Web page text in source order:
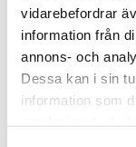
vidarebefordrar
information från
annons- och
Dessa kan i sin
information som
ser gärna att du
fördel om du
Du har goda
Vidare behärskar
skrift då rollen